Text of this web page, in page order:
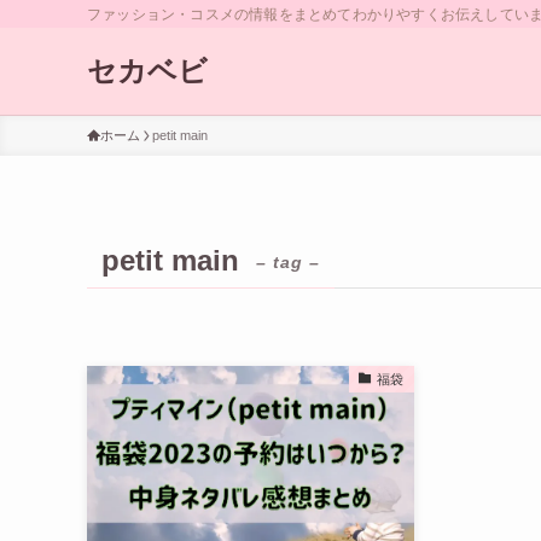
ファッション・コスメの情報をまとめてわかりやすくお伝えしてい
セカベビ
ホーム petit main
petit main – tag –
福袋